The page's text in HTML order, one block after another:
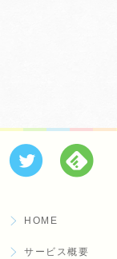
HOME
サービス概要